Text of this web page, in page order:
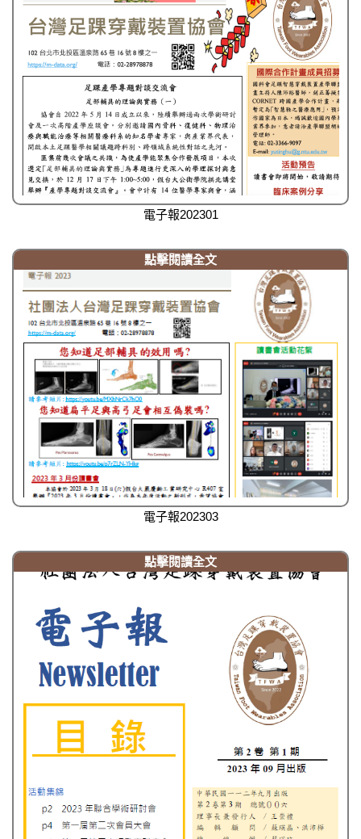
電子報202301
點擊閱讀全文
電子報202303
點擊閱讀全文